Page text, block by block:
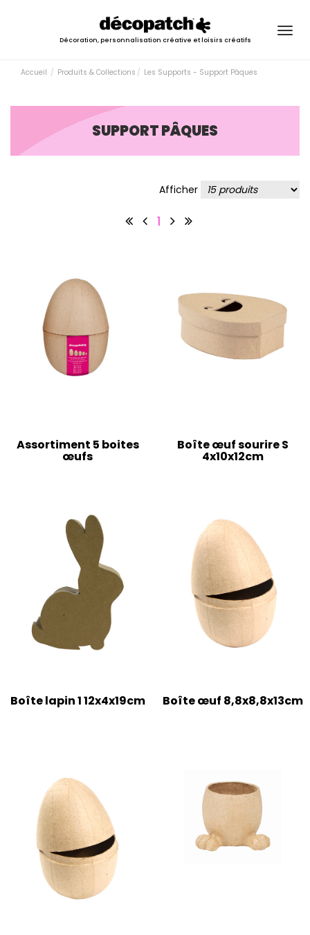
Décoration, personnalisation créative et loisirs créatifs
Accueil Produits & Collections Les Supports - Support Pâques
SUPPORT PÂQUES
Afficher
1
Assortiment 5 boites
œufs
Boîte œuf sourire S
4x10x12cm
Boîte lapin 1 12x4x19cm Boîte œuf 8,8x8,8x13cm